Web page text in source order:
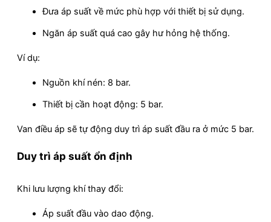
Đưa áp suất về mức phù hợp với thiết bị sử dụng.
Ngăn áp suất quá cao gây hư hỏng hệ thống.
Ví dụ:
Nguồn khí nén: 8 bar.
Thiết bị cần hoạt động: 5 bar.
Van điều áp sẽ tự động duy trì áp suất đầu ra ở mức 5 bar.
Duy trì áp suất ổn định
Khi lưu lượng khí thay đổi:
Áp suất đầu vào dao động.